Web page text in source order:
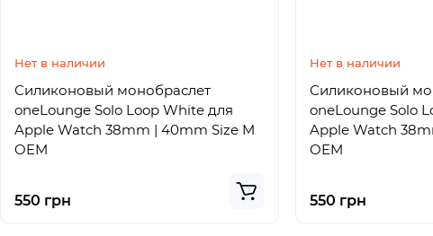
Нет в наличии
Силиконовый монобраслет
oneLounge Solo Loop White для
Apple Watch 38mm | 40mm Size M
OEM
550 грн
Нет в наличии
Силиконовый
oneLounge Solo
Apple Watch
OEM
550 грн